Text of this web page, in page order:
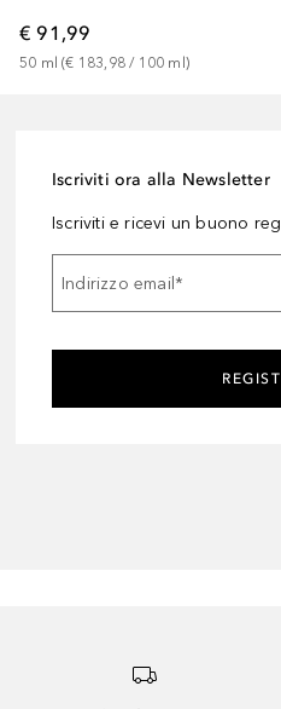
€ 91,99
50 ml (€ 183,98 / 100 ml )
Iscriviti ora alla Newsletter
Iscriviti e ricevi un buono
Indirizzo email *